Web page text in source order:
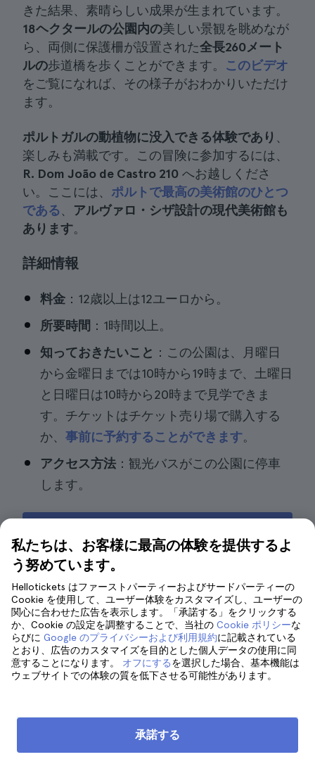
きた結果、素晴らしい成果が生まれています。
18ヘクタールの公園内の美しい景観を眺めなが
ら、両側に保護柵が設置された全長260メート
ルの歩道橋を歩くことができます。 このビデオ
をご覧になれば、その様子がおわかりいただけ
ます。
ポルトガルの動植物に没入できる体験であり
楽しみも満載です。この冒険に参加するには、
R. Dom João de Castro 210 へお越しくださ
い。ここには、 ポルトで最高の美術館のひとつ
である
アルヴァロ・シザ設計の現代美術館も
あります。
詳細情報
料金 ：12歳以上は12ユーロから。
所要時間 ：1時間以上。
知っておきたいこと ：この公園は、月曜日
から金曜日までは10時から19時まで、土曜日
と日曜日は10時から20時まで見学できま
す。チケットはチケット売り場で購入する
か、 事前に予約することができます。
アクセス方法 ：観光バスがこの公園に停車
します。
観光バスのチケットを予約する
7. トラムでポルトを巡り、電気自
動車博物館で旅を終えよう
私たちは、お客様に最高の体験を提供するよ
う努めています。
Hellotickets はファーストパーティーおよびサードパーティーの
Cookie を使用して、ユーザー体験をカスタマイズし、ユーザーの
関心に合わせた広告を表示します。「承諾する」をクリックする
か、Cookie の設定を調整することで、当社の Cookie ポリシーな
らびに Google のプライバシーおよび利用規約に記載されている
とおり、広告のカスタマイズを目的とした個人データの使用に同
意することになります。 オフにするを選択した場合、基本機能は
ウェブサイトでの体験の質を低下させる可能性があります。
承諾する